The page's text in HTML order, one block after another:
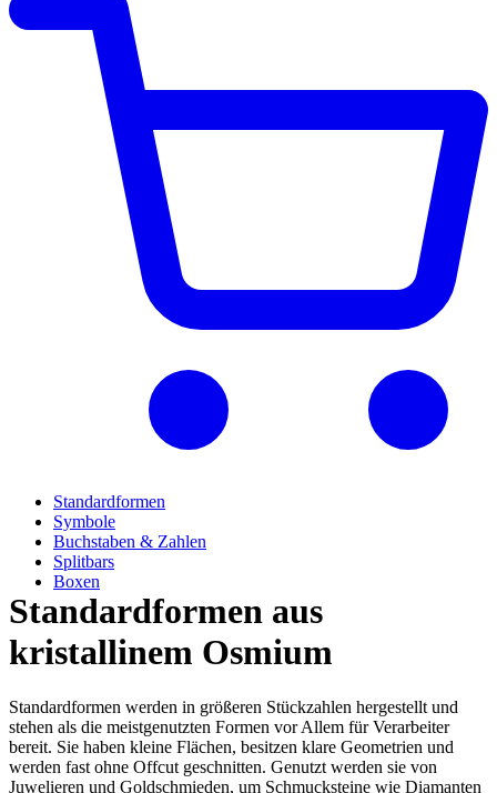
Standardformen
Symbole
Buchstaben & Zahlen
Splitbars
Boxen
Standardformen aus
kristallinem Osmium
Standardformen werden in größeren Stückzahlen hergestellt und
stehen als die meistgenutzten Formen vor Allem für Verarbeiter
bereit. Sie haben kleine Flächen, besitzen klare Geometrien und
werden fast ohne Offcut geschnitten. Genutzt werden sie von
Juwelieren und Goldschmieden, um Schmucksteine wie Diamanten